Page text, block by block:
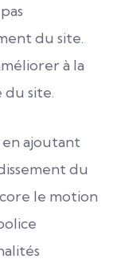
du site.
à la
site.
enajoutant
du
le motion